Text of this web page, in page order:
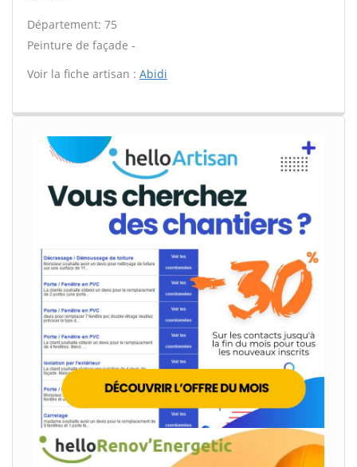
Département: 75
Peinture de façade -
Voir la fiche artisan : Abidi